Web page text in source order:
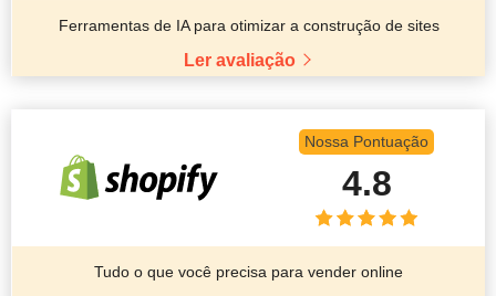
Ferramentas de IA para otimizar a construção de sites
Ler avaliação
Nossa Pontuação
4.8
Tudo o que você precisa para vender online